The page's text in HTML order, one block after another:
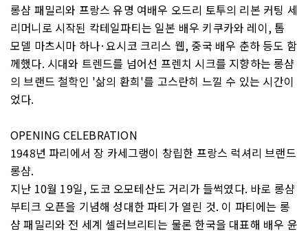
롱샴 패밀리와 프랑스 유명 여배우 오드리 토투의 리본 커팅 세
리머니로 시작된 칵테일파티는 일본 배우 키쿠카와 레이, 톱
모델 마츠시마 하나·요시코 크리스 웹, 중국 배우 춘하 등도 함
께했다. 시대와 트렌드를 넘어선 프렌치 시크를 지향하는 롱샴
의 브랜드 철학인 '삶의 환희'를 고스란히 느낄 수 있는 시간이
었다.
OPENING CELEBRATION
1948년 파리에서 장 카세그랭이 창립한 프랑스 럭셔리 브랜드
롱샴.
지난 10월 19일, 도코 오모테산도 거리가 들썩였다. 바로 롱샴
부티크 오픈을 기념해 성대한 파티가 열린 것. 이 파티에는 롱
샴 패밀리와 전 세계 셀러브리티는 물론 한국을 대표해 배우 윤